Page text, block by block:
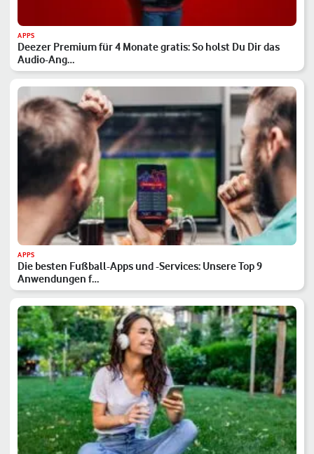
APPS
Deezer Premium für 4 Monate gratis: So holst Du Dir das
Audio-Ang…
APPS
Die besten Fußball-Apps und -Services: Unsere Top 9
Anwendungen f…